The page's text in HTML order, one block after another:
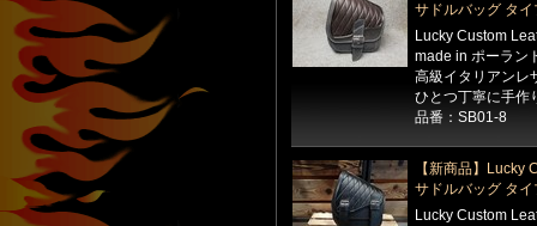
サドルバッグ タ
Lucky Custom
made in ポーラン
高級イタリアンレ
ひとつ丁寧に手作
品番：SB01-8
【新商品】Lucky
サドルバッグ タ
Lucky Custom